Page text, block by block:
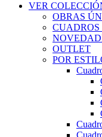
VER
OBRAS
CUADROS
OUTLET
POR